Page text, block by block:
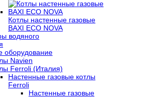
Котлы настенные газовые
BAXI ECO NOVA
водяного
оборудование
Navien
Ferroli (Италия)
Настенные газовые котлы
Ferroli
Настенные газовые